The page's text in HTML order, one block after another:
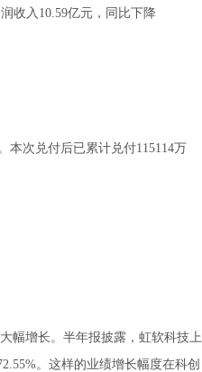
收入10.59亿元，同比下降
本次兑付后已累计兑付115114万
幅增长。半年报披露，虹软科技上
。这样的业绩增长幅度在科创